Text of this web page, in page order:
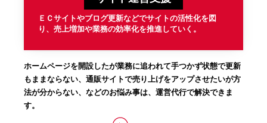
ＥＣサイトやブログ更新などでサイトの活性化を図
り、売上増加や業務の効率化を推進していく。
ホームページを開設したが業務に追われて手つかず状態で更新
もままならない、通販サイトで売り上げをアップさせたいが方
法が分からない、などのお悩み事は、運営代行で解決できま
す。